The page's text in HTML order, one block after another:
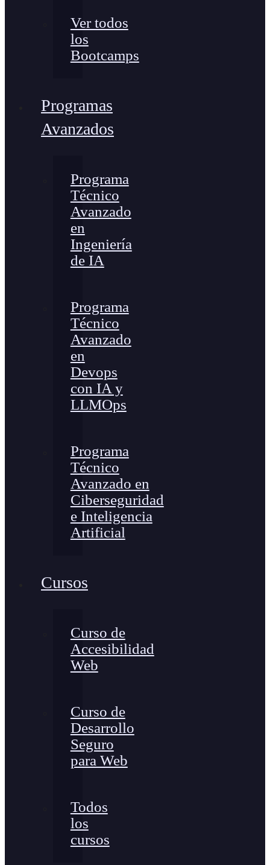
Ver todos
los
Bootcamps
Programas
Avanzados
Programa
Técnico
Avanzado
en
Ingeniería
de IA
Programa
Técnico
Avanzado
en
Devops
con IA y
LLMOps
Programa
Técnico
Avanzado en
Ciberseguridad
e Inteligencia
Artificial
Cursos
Curso de
Accesibilidad
Web
Curso de
Desarrollo
Seguro
para Web
Todos
los
cursos